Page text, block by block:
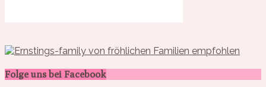
Folge uns bei Facebook